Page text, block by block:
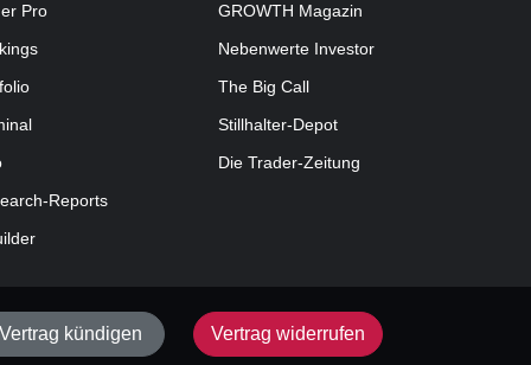
Pro
Reports
GROWTH Magazin
Nebenwerte Investor
The Big Call
Stillhalter-Depot
Die Trader-Zeitung
kündigen Vertrag widerrufen